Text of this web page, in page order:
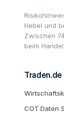
Hebel und
Zwischen
beim
Traden.de
COT Daten